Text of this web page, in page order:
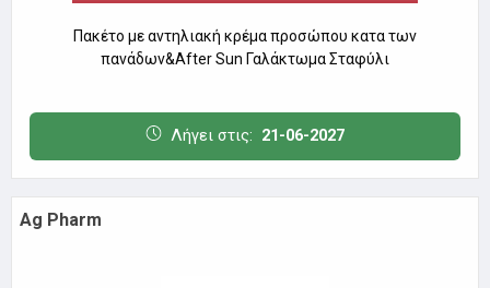
Πακέτο με αντηλιακή κρέμα προσώπου κατα των
πανάδων&After Sun Γαλάκτωμα Σταφύλι
Λήγει στις: 21-06-2027
Ag Pharm